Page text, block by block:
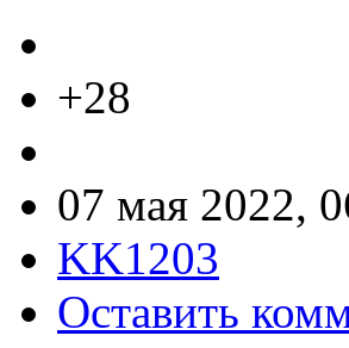
+28
07 мая 2022,
KK1203
Оставить